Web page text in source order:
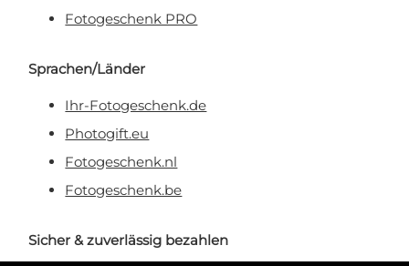
Fotogeschenk PRO
Sprachen/Länder
Ihr-Fotogeschenk.de
Photogift.eu
Fotogeschenk.nl
Fotogeschenk.be
Sicher & zuverlässig bezahlen